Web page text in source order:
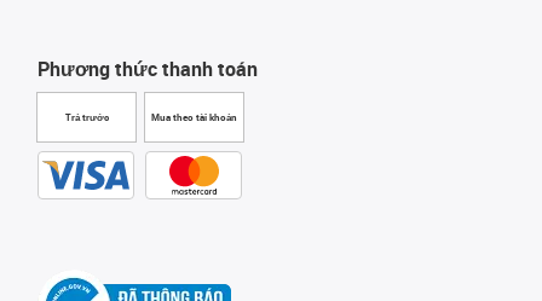
Phương thức thanh toán
Trả trước Mua theo tài khoản